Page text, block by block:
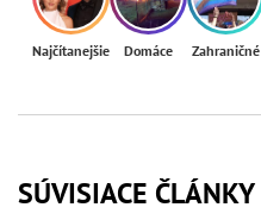
Najčítanejšie Domáce Zahraničné
SÚVISIACE ČLÁNKY